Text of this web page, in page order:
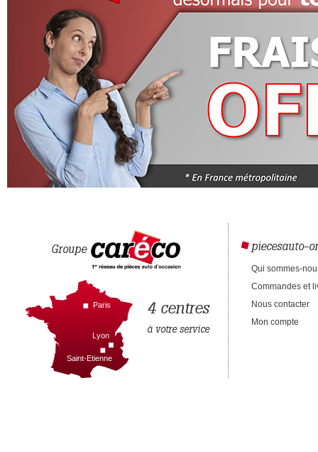
Groupe
4 centres
à votre service
Paris
Lyon
Saint-Etienne
piecesauto-
Qui sommes-
Commandes et
Nous contacter
Mon compte